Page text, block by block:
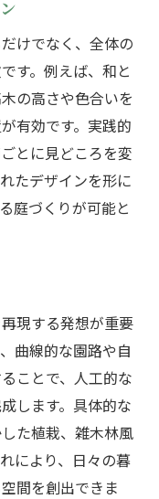
けでなく、全体の
す。例えば、和と
の高さや色合いを
有効です。実践的
とに見どころを変
たデザインを形に
庭づくりが可能と
現する発想が重要
曲線的な園路や自
ことで、人工的な
します。具体的な
た植栽、雑木林風
により、日々の暮
間を創出できま